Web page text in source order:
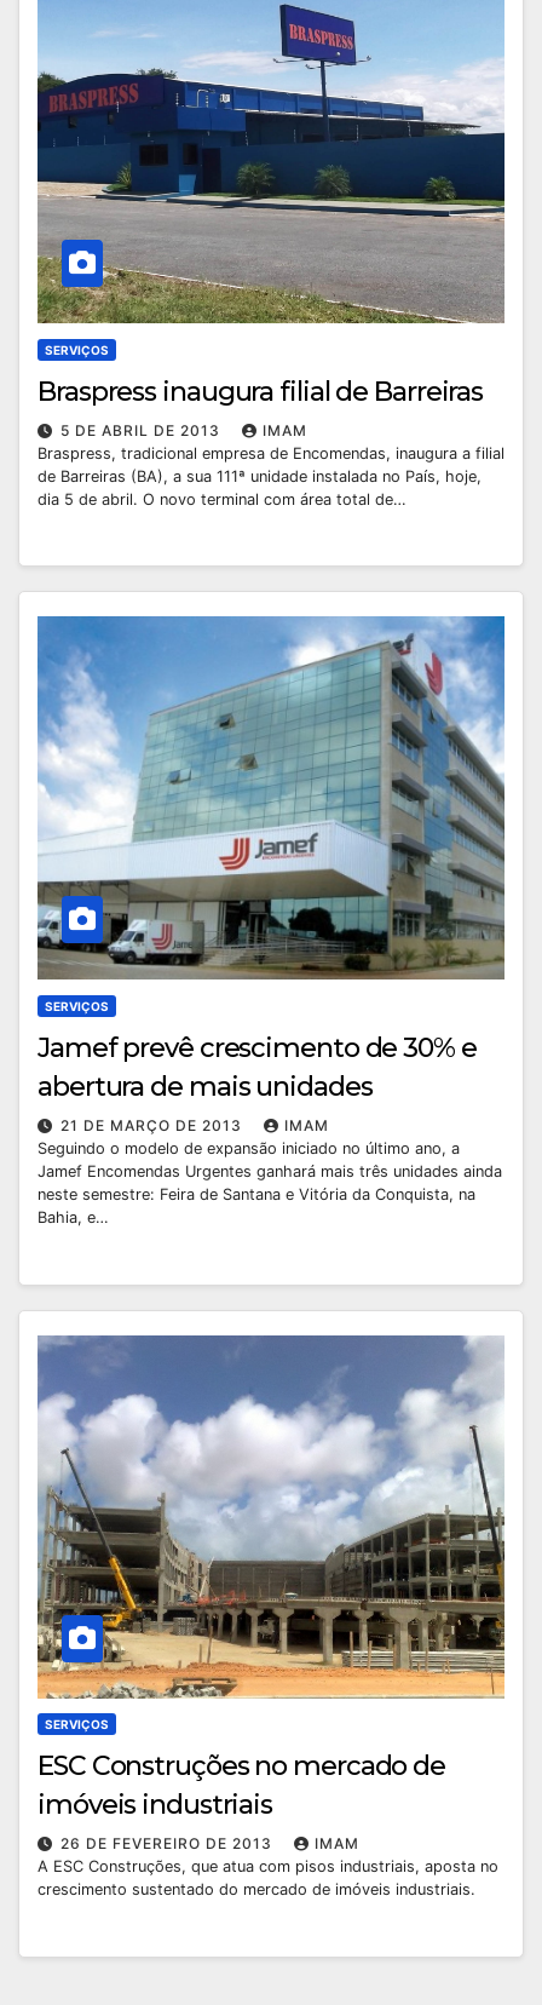
SERVIÇOS
Braspress inaugura filial de Barreiras
5 DE ABRIL DE 2013
IMAM
Braspress, tradicional empresa de Encomendas, inaugura a filial
de Barreiras (BA), a sua 111ª unidade instalada no País, hoje,
dia 5 de abril. O novo terminal com área total de…
SERVIÇOS
Jamef prevê crescimento de 30% e
abertura de mais unidades
21 DE MARÇO DE 2013
IMAM
Seguindo o modelo de expansão iniciado no último ano, a
Jamef Encomendas Urgentes ganhará mais três unidades ainda
neste semestre: Feira de Santana e Vitória da Conquista, na
Bahia, e…
SERVIÇOS
ESC Construções no mercado de
imóveis industriais
26 DE FEVEREIRO DE 2013
IMAM
A ESC Construções, que atua com pisos industriais, aposta no
crescimento sustentado do mercado de imóveis industriais.